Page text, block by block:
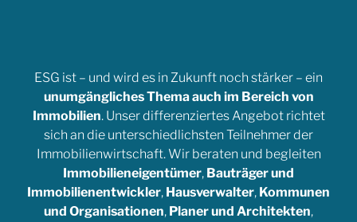
ESG ist – und wird es in Zukunft noch stärker – ein
unumgängliches Thema auch im Bereich von
Immobilien. Unser differenziertes Angebot richtet
sich an die unterschiedlichsten Teilnehmer der
Immobilienwirtschaft. Wir beraten und begleiten
Immobilieneigentümer, Bauträger und
Immobilienentwickler, Hausverwalter, Kommunen
und Organisationen, Planer und Architekten,